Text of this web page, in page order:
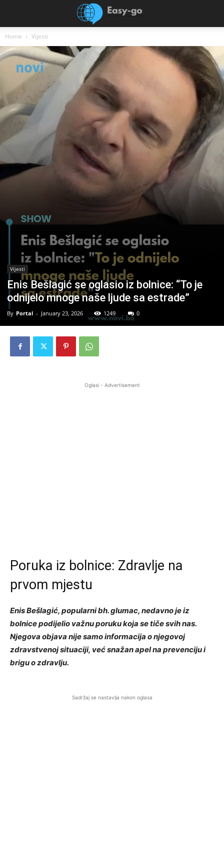
Home Vijesti
Vijesti
Enis Bešlagić se oglasio iz bolnice: “To je
odnijelo mnoge naše ljude sa estrade”
By Portal - January 23, 2026 1249 0
Oglasi - Advertisement
Poruka iz bolnice: Zdravlje na
prvom mjestu
Enis Bešlagić, popularni bh. glumac, nedavno je iz
bolnice podijelio važnu poruku koja se tiče svih nas.
Njegova objava nije samo informacija o njegovoj
zdravstvenoj situaciji, već snažan apel na prevenciju i
brigu o zdravlju.
Sadržaj se nastavlja nakon oglasa